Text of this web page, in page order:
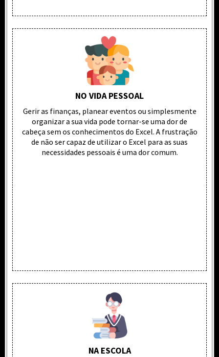
NO VIDA PESSOAL
Gerir as finanças, planear eventos ou simplesmente
organizar a sua vida pode tornar-se uma dor de
cabeça sem os conhecimentos do Excel. A frustração
de não ser capaz de utilizar o Excel para as suas
necessidades pessoais é uma dor comum.
NA ESCOLA